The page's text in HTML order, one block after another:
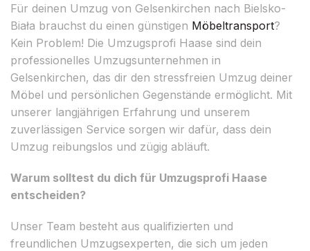
Für deinen Umzug von Gelsenkirchen nach Bielsko-
Biała brauchst du einen günstigen Möbeltransport?
Kein Problem! Die Umzugsprofi Haase sind dein
professionelles Umzugsunternehmen in
Gelsenkirchen, das dir den stressfreien Umzug deiner
Möbel und persönlichen Gegenstände ermöglicht. Mit
unserer langjährigen Erfahrung und unserem
zuverlässigen Service sorgen wir dafür, dass dein
Umzug reibungslos und zügig abläuft.
Warum solltest du dich für Umzugsprofi Haase
entscheiden?
Unser Team besteht aus qualifizierten und
freundlichen Umzugsexperten, die sich um jeden